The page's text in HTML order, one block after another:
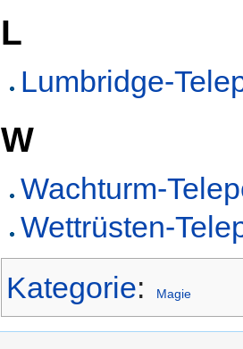
L
Lumbridge-
W
Wachturm-
Wettrüsten-
Kategorie: Magie